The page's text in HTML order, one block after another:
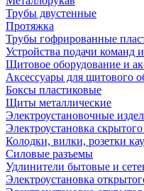
Трубы двустенные
Протяжка
Трубы гофрированные
Устройства подачи команд
Щитовое оборудование и
Аксессуары для щитового
Боксы пластиковые
Щиты металлические
Электроустановочные
Электроустановка
Колодки, вилки, розетки
Силовые разъемы
Удлинители бытовые и
Электроустановка